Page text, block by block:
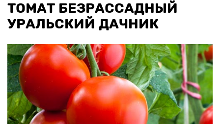
ТОМАТ БЕЗРАССАДНЫЙ
УРАЛЬСКИЙ ДАЧНИК